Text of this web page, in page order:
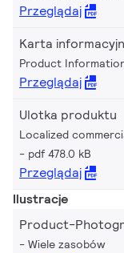
Przeglądaj
Karta
Product
Przeglądaj
Ulotka produktu
Localized
pdf 478.0 kB
Przeglądaj
Ilustracje
Product-
Wiele zasobów